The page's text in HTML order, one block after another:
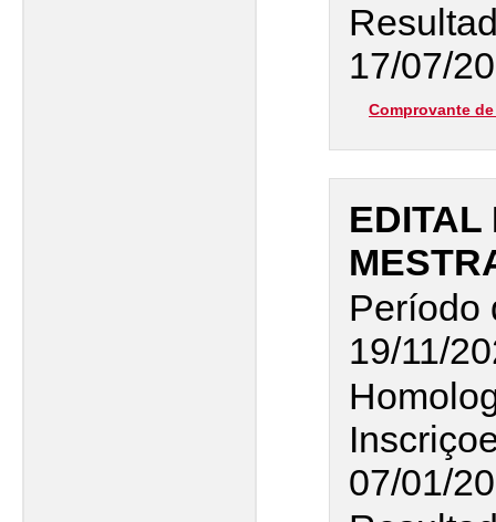
17/07/
Comprovante
EDITAL
Período
19/11/
07/01/